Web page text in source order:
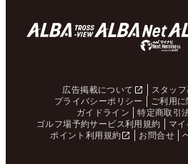
広告掲載について スタッ
プライバシーポリシー
ご利用に
ガイドライン
特定商取引
ゴルフ場予約サービス利用規約
マ
ポイント利用規約
お問合せ